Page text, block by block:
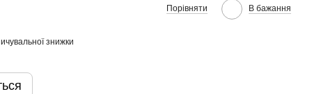
Порівняти В бажання
знижки